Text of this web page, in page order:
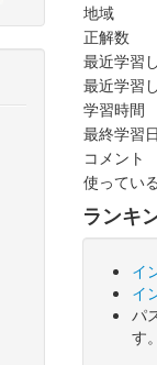
地域
正解数
最近学習
最近学習
学習時間
最終学習日
コメント
使ってい
ランキ
イ
イ
パ
す